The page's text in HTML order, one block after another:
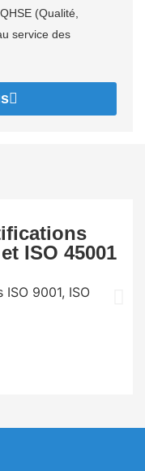
(Qualité,
service des
ISO 45001
9001, ISO